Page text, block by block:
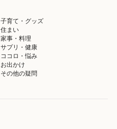
子育て・グッズ
住まい
家事・料理
サプリ・健康
ココロ・悩み
お出かけ
その他の疑問